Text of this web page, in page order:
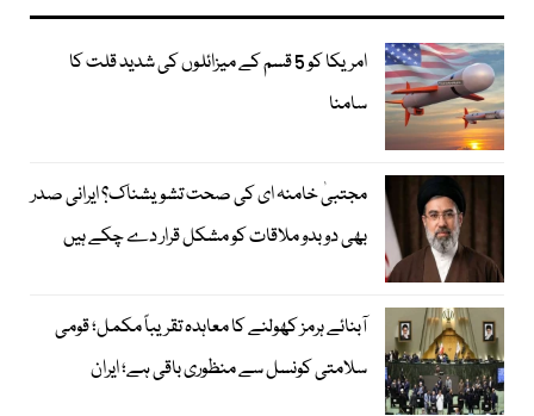
امریکا کو 5 قسم کے میزائلوں کی شدید قلت کا
سامنا
مجتبیٰ خامنہ ای کی صحت تشویشناک؟ ایرانی صدر
بھی دوبدو ملاقات کو مشکل قرار دے چکے ہیں
آبنائے ہرمز کھولنے کا معاہدہ تقریباً مکمل؛ قومی
سلامتی کونسل سے منظوری باقی ہے؛ ایران